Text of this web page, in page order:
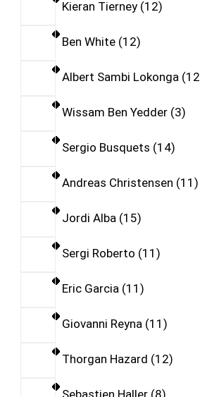
Kieran Tierney 12
Ben White 12
Albert Sambi Lokonga 12
Wissam Ben Yedder 3
Sergio Busquets 14
Andreas Christensen 11
Jordi Alba 15
Sergi Roberto 11
Eric Garcia 11
Giovanni Reyna 11
Thorgan Hazard 12